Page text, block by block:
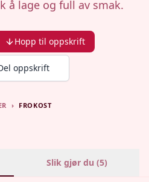
å lage og full av smak.
Hopp til oppskrift
oppskrift
› FROKOST
Slik gjør du (5)